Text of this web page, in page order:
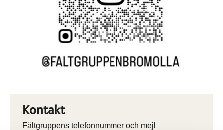
Kontakt
Fältgruppens telefonnummer och mejl